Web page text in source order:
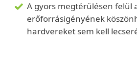
A gyors megtérülésen felül
erőforrásigényének
hardvereket sem kell